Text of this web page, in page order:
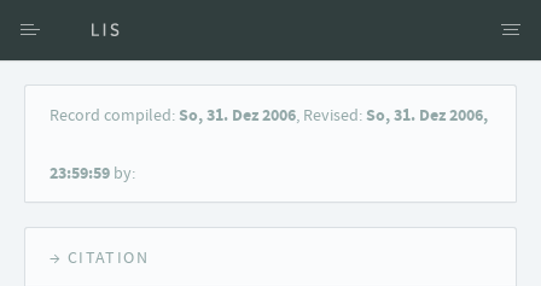
Access via Author
Keyword Search
Record compiled:So, 31. Dez 2006, Revised:So, 31. Dez 2006,
23:59:59 by:
→ CITATION